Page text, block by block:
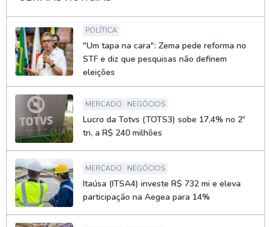
POLÍTICA
"Um tapa na cara": Zema pede reforma no
STF e diz que pesquisas não definem
eleições
MERCADO NEGÓCIOS
Lucro da Totvs (TOTS3) sobe 17,4% no 2º
tri, a R$ 240 milhões
MERCADO NEGÓCIOS
Itaúsa (ITSA4) investe R$ 732 mi e eleva
participação na Aegea para 14%